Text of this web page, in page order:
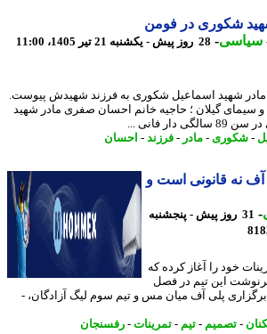
شکوری در فومن
-28 روز پیش - یکشنبه 21 تیر 1405، 11:00
شهید اسماعیل شکوری به فرزند شهیدش پیوست.
گیلان ؛ حاجیه خانم احسان صفری مادر شهید
...
- مادر -فرزند- احسان
قانونی است و
31 روز پیش - پنجشنبه
را آغاز کرده که
این تیم در فصل
پلی آف میان مس و تیم سوم لیگ آزادگان، -
-تصمیم-تیم -تمرینات -رفسنجان